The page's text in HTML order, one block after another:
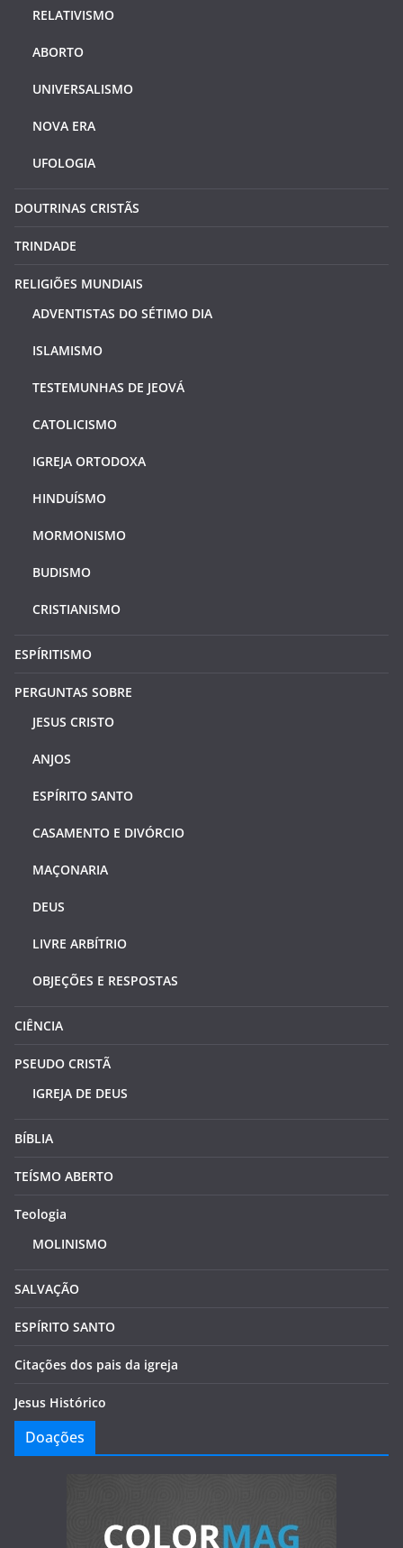
RELATIVISMO
ABORTO
UNIVERSALISMO
NOVA ERA
UFOLOGIA
DOUTRINAS CRISTÃS
TRINDADE
RELIGIÕES MUNDIAIS
ADVENTISTAS DO SÉTIMO DIA
ISLAMISMO
TESTEMUNHAS DE JEOVÁ
CATOLICISMO
IGREJA ORTODOXA
HINDUÍSMO
MORMONISMO
BUDISMO
CRISTIANISMO
ESPÍRITISMO
PERGUNTAS SOBRE
JESUS CRISTO
ANJOS
ESPÍRITO SANTO
CASAMENTO E DIVÓRCIO
MAÇONARIA
DEUS
LIVRE ARBÍTRIO
OBJEÇÕES E RESPOSTAS
CIÊNCIA
PSEUDO CRISTÃ
IGREJA DE DEUS
BÍBLIA
TEÍSMO ABERTO
Teologia
MOLINISMO
SALVAÇÃO
ESPÍRITO SANTO
Citações dos pais da igreja
Jesus Histórico
Doações